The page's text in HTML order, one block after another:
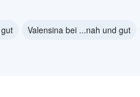
Valensina bei ...nah und gut